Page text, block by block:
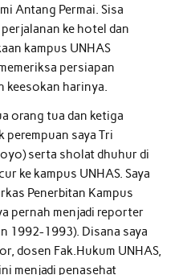
Antang Permai. Sisa
ke hotel dan
kampus UNHAS
persiapan
keesokan harinya.
orang tua dan ketiga
perempuan saya Tri
serta sholat dhuhur di
ke kampus UNHAS. Saya
Penerbitan Kampus
pernah menjadi reporter
1992-1993). Disana saya
dosen Fak.Hukum UNHAS,
menjadi penasehat